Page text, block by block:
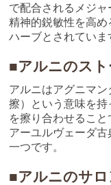
で配合されるメジャ
精神的鋭敏性を高
ハーブとされていま
■アルニのスト
アルニはアグニマ
擦）という意味を
を擦り合わせること
アーユルヴェーダ
一つです。
■アルニのサロ